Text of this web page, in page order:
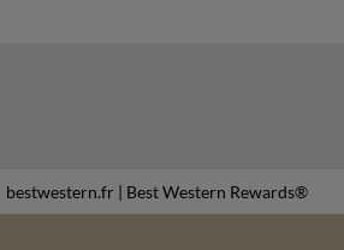
bestwestern.fr | Best Western Rewards®